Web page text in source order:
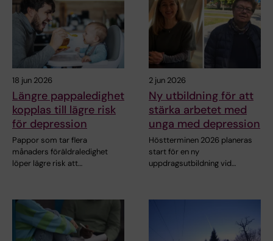
18 jun 2026
Längre pappaledighet
kopplas till lägre risk
för depression
Pappor som tar flera
månaders föräldraledighet
löper lägre risk att…
2 jun 2026
Ny utbildning för att
stärka arbetet med
unga med depression
Höstterminen 2026 planeras
start för en ny
uppdragsutbildning vid…